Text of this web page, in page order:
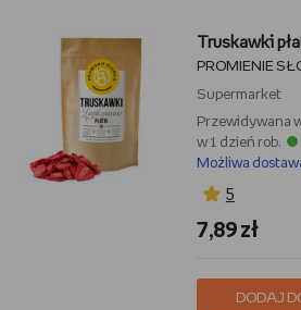
Truskawki
PROMIENIE
Supermarket
Przewidywana
w 1 dzień rob.
Możliwa
5
7,89 zł
DODAJ